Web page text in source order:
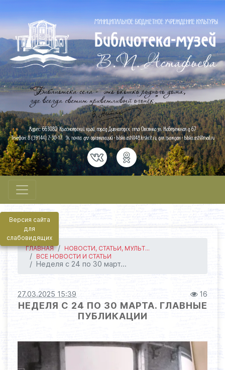
Версия сайта
для
слабовидящих
ГЛАВНАЯ
НОВОСТИ, СТАТЬИ, МУЛЬТ...
ВСЕ НОВОСТИ И СТАТЬИ
Неделя с 24 по 30 март...
27.03.2025 15:39 16
НЕДЕЛЯ С 24 ПО 30 МАРТА. ГЛАВНЫЕ
ПУБЛИКАЦИИ